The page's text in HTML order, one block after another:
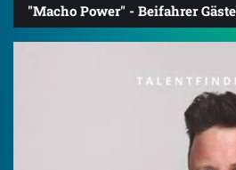
"Macho Power" - Beifahrer